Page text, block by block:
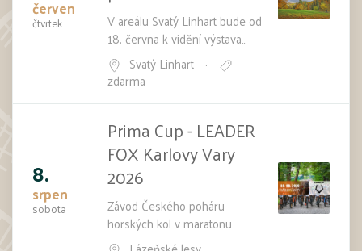
červen
čtvrtek
V areálu Svatý Linhart bude od
18. června k vidění výstava
fotografií Stanislava Wiesera
Zajímavé stromy v lázeňských
parcích. Navazuje na loňskou
výstavu věnovanou stromům v
lázeňských lesích. Vernisáž
výstavy proběhne ve čtvrtek
18. června od 16 hodin.
Svatý Linhart ·
zdarma
8.
srpen
sobota
Prima Cup - LEADER
FOX Karlovy Vary
2026
Závod Českého poháru
horských kol v maratonu